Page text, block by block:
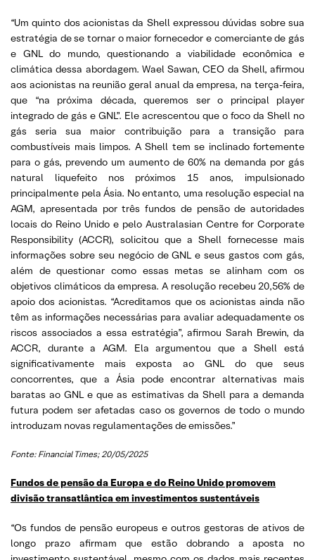
“Um quinto dos acionistas da Shell expressou dúvidas sobre sua
estratégia de se tornar o maior fornecedor e comerciante de gás
e GNL do mundo, questionando a viabilidade econômica e
climática dessa abordagem. Wael Sawan, CEO da Shell, afirmou
aos acionistas na reunião geral anual da empresa, na terça-feira,
que “na próxima década, queremos ser o principal player
integrado de gás e GNL”. Ele acrescentou que o foco da Shell no
gás seria sua maior contribuição para a transição para
combustíveis mais limpos. A Shell tem se inclinado fortemente
para o gás, prevendo um aumento de 60% na demanda por gás
natural liquefeito nos próximos 15 anos, impulsionado
principalmente pela Ásia. No entanto, uma resolução especial na
AGM, apresentada por três fundos de pensão de autoridades
locais do Reino Unido e pelo Australasian Centre for Corporate
Responsibility (ACCR), solicitou que a Shell fornecesse mais
informações sobre seu negócio de GNL e seus gastos com gás,
além de questionar como essas metas se alinham com os
objetivos climáticos da empresa. A resolução recebeu 20,56% de
apoio dos acionistas. “Acreditamos que os acionistas ainda não
têm as informações necessárias para avaliar adequadamente os
riscos associados a essa estratégia”, afirmou Sarah Brewin, da
ACCR, durante a AGM. Ela argumentou que a Shell está
significativamente mais exposta ao GNL do que seus
concorrentes, que a Ásia pode encontrar alternativas mais
baratas ao GNL e que as estimativas da Shell para a demanda
futura podem ser afetadas caso os governos de todo o mundo
introduzam novas regulamentações de emissões.”
Fonte: Financial Times; 20/05/2025
Fundos de pensão da Europa e do Reino Unido promovem
divisão transatlântica em investimentos sustentáveis
“Os fundos de pensão europeus e outros gestoras de ativos de
longo prazo afirmam que estão dobrando a aposta no